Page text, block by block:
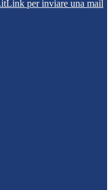
Link per inviare una mail